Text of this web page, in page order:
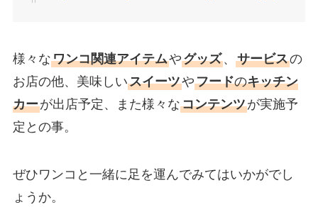
様々なワンコ関連アイテムやグッズ、 サービスの
お店の他、美味しいスイーツやフードのキッチン
カーが出店予定、また様々なコンテンツが実施予
定との事。
ぜひワンコと一緒に足を運んでみてはいかがでし
ょうか。